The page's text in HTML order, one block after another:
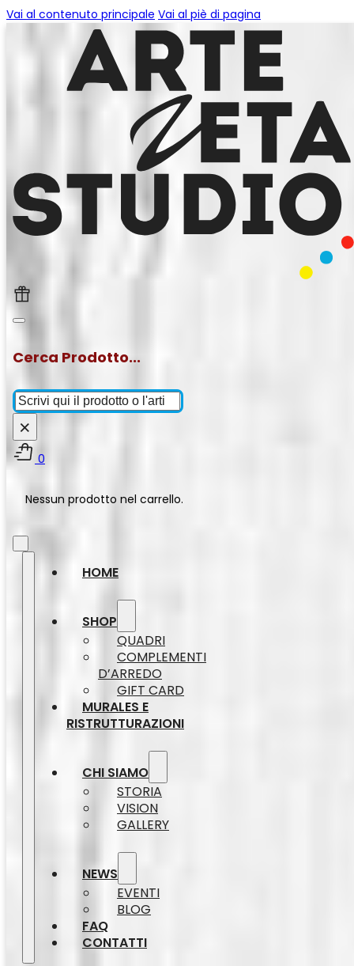
Vai al contenuto principale Vai al piè di pagina
Cerca Prodotto...
Cerca
×
0
Nessun prodotto nel carrello.
HOME
SHOP
QUADRI
COMPLEMENTI
D’ARREDO
GIFT CARD
MURALES E
RISTRUTTURAZIONI
CHI SIAMO
STORIA
VISION
GALLERY
NEWS
EVENTI
BLOG
FAQ
CONTATTI